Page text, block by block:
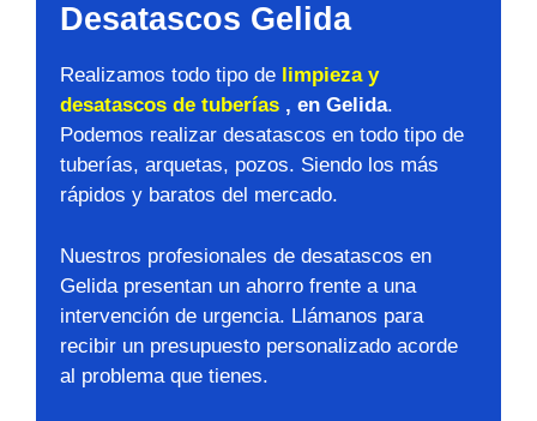
Desatascos Gelida
Realizamos todo tipo de limpieza y
desatascos de tuberías , en Gelida.
Podemos realizar desatascos en todo tipo de
tuberías, arquetas, pozos. Siendo los más
rápidos y baratos del mercado.
Nuestros profesionales de desatascos en
Gelida presentan un ahorro frente a una
intervención de urgencia. Llámanos para
recibir un presupuesto personalizado acorde
al problema que tienes.